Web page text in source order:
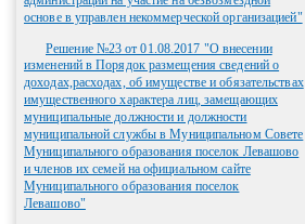
основе в управлен некоммерческой организацией"
Решение №23 от 01.08.2017 "О внесении
изменений в Порядок размещения сведений о
доходах,расходах, об имуществе и обязательствах
имущественного характера лиц, замещающих
муниципальные должности и должности
муниципальной службы в Муниципальном Совете
Муниципального образования поселок Левашово
и членов их семей на официальном сайте
Муниципального образования поселок
Левашово"